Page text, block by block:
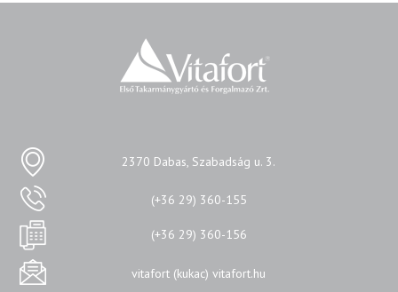
2370 Dabas, Szabadság u. 3.
(+36 29) 360-155
(+36 29) 360-156
vitafort (kukac) vitafort.hu